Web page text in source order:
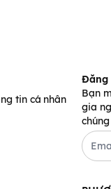
tin cá nhân
Đăng
Bạn
gia